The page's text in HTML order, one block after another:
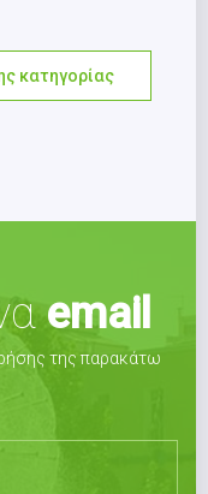
κατηγορίας
email
της παρακάτω